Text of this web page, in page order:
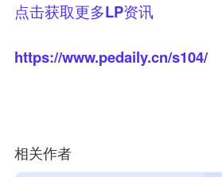
点击获取更多LP资讯
https://www.pedaily.cn/s104/
相关作者